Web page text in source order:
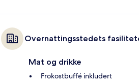
Overnattingsstedets
Mat og drikke
Frokostbuffé inkludert